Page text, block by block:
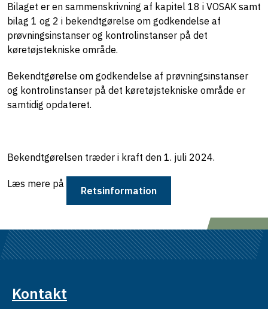
Bilaget er en sammenskrivning af kapitel 18 i VOSAK samt
bilag 1 og 2 i bekendtgørelse om godkendelse af
prøvningsinstanser og kontrolinstanser på det
køretøjstekniske område.
Bekendtgørelse om godkendelse af prøvningsinstanser
og kontrolinstanser på det køretøjstekniske område er
samtidig opdateret.
Bekendtgørelsen træder i kraft den 1. juli 2024.
Læs mere på
Retsinformation
Kontakt